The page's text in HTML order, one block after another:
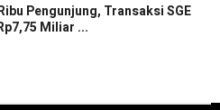
Pengunjung, Transaksi SGE
Miliar ...